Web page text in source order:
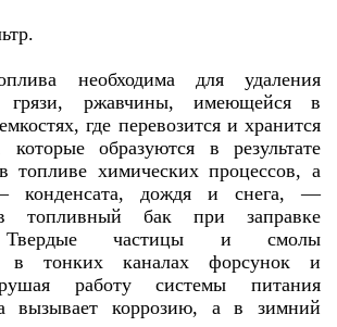
необходима для удаления
грязи, ржавчины, имеющейся в
где перевозится и хранится
образуются в результате
топливе химических процессов, а
конденсата, дождя и снега, —
топливный бак при заправке
Твердые частицы и смолы
в тонких каналах форсунок и
работу системы питания
вызывает коррозию, а в зимний